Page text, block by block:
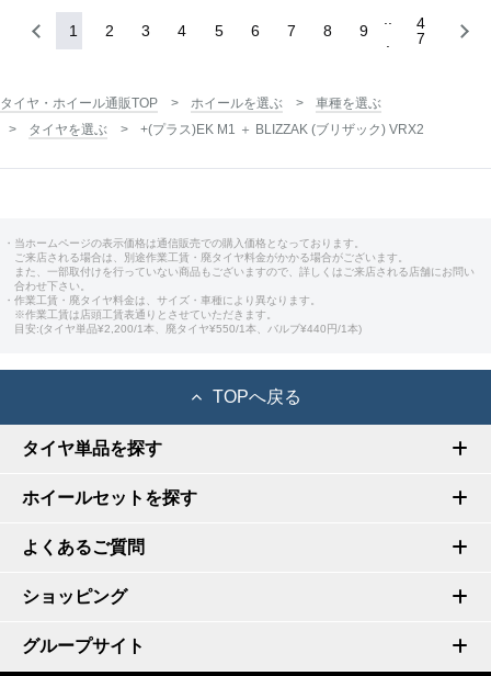
1 2 3 4 5 6 7 8 9
4
7
タイヤ・ホイール通販TOP ホイールを選ぶ
車種を選ぶ
タイヤを選ぶ
+(プラス)EK M1 ＋ BLIZZAK (ブリザック) VRX2
・当ホームページの表示価格は通信販売での購入価格となっております。
ご来店される場合は、別途作業工賃・廃タイヤ料金がかかる場合がございます。
また、一部取付けを行っていない商品もございますので、詳しくはご来店される店舗にお問い
合わせ下さい。
・作業工賃・廃タイヤ料金は、サイズ・車種により異なります。
※作業工賃は店頭工賃表通りとさせていただきます。
目安:(タイヤ単品¥2,200/1本、廃タイヤ¥550/1本、バルブ¥440円/1本)
TOPへ戻る
タイヤ単品を探す
ホイールセットを探す
よくあるご質問
ショッピング
グループサイト